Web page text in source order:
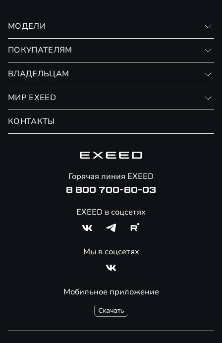
МОДЕЛИ
ПОКУПАТЕЛЯМ
Страхование
ВЛАДЕЛЬЦАМ
Сервис
Помощь на дорогах
Специальные предложения
МИР EXEED
КОНТАКТЫ
Мобильное приложение
Горячая линия EXEED
8 800 700-80-03
EXEED в соцсетях
Мы в соцсетях